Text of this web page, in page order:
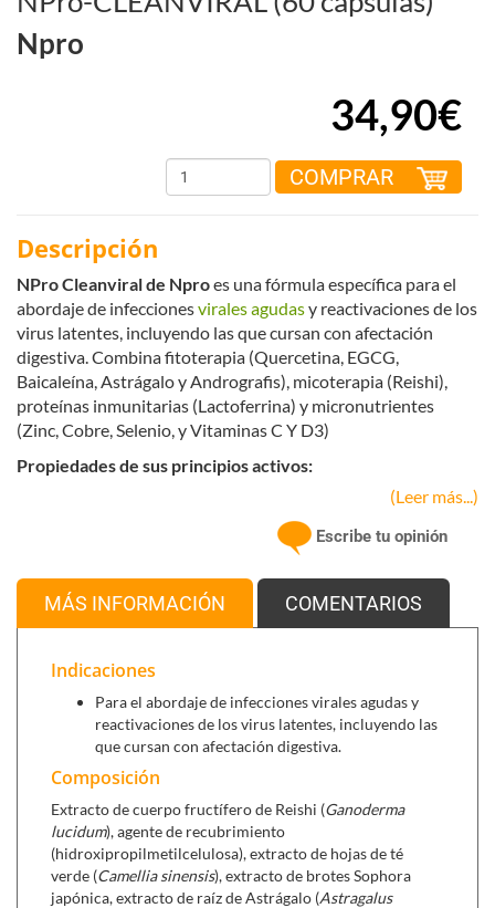
Npro
34,90€
COMPRAR
Descripción
NPro Cleanviral de Nproes una fórmula específica para el
abordaje de infeccionesvirales agudasy reactivaciones de los
virus latentes, incluyendo las que cursan con afectación
digestiva. Combina fitoterapia (Quercetina, EGCG,
Baicaleína, Astrágalo y Andrografis), micoterapia (Reishi),
proteínas inmunitarias (Lactoferrina) y micronutrientes
(Zinc, Cobre, Selenio, y Vitaminas C Y D3)
Propiedades de sus principios activos:
se considera uno de los hongos mejor
estudiados ya que, actualmente, hay más de 5.000
publicaciones sobre sus aplicaciones, su historia o sus
biomoléculas activas, entre las cuales destacan los
betaglucanos.
Elastrágaloes una planta utilizada en medicina
tradicional china como apoyo en periodos de mayor
vulnerabilidad y cambios estacionales. Al igual que el
andrografis, contribuye a las defensas del organismo
frente a agentes externos y aumenta la resistencia
fisiológica en condiciones ambientales adversas.
Otros compuestos vegetales de la fórmula son la
quercetina, laepigalocatequina galatoybaicaleína
presentes de forma natural en diversas plantas como el
té verde y reconocidos por su pertenencia al grupo de
los polifenoles y flavonoides.
(Leer más...)
Escribe tu opinión
MÁS INFORMACIÓN COMENTARIOS
Indicaciones
Para el abordaje de infecciones virales agudas y
reactivaciones de los virus latentes, incluyendo las
que cursan con afectación digestiva.
Composición
Extracto de cuerpo fructífero de Reishi (Ganoderma
lucidum), agente de recubrimiento
(hidroxipropilmetilcelulosa), extracto de hojas de té
verde (Camellia sinensis), extracto de brotes Sophora
japónica, extracto de raíz de Astrágalo (Astragalus